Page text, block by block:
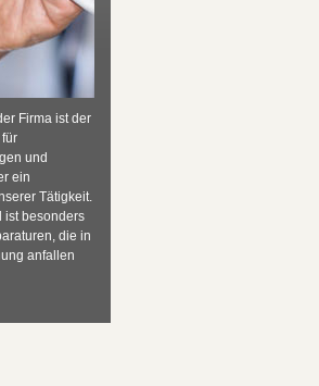
Firma ist der
und
ein
Tätigkeit.
ist besonders
die in
anfallen